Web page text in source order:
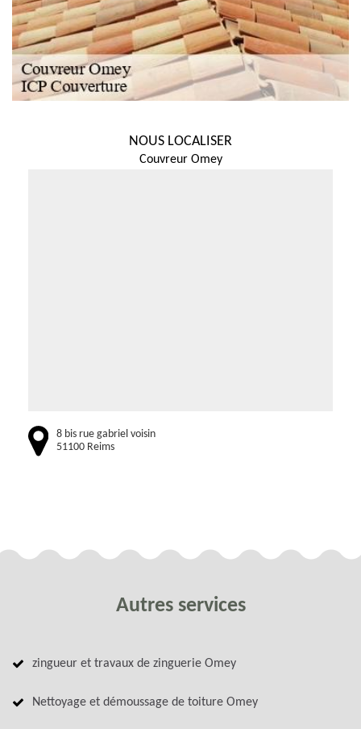
NOUS LOCALISER
Couvreur Omey
8 bis rue gabriel voisin
51100 Reims
Autres services
zingueur et travaux de zinguerie Omey
Nettoyage et démoussage de toiture Omey